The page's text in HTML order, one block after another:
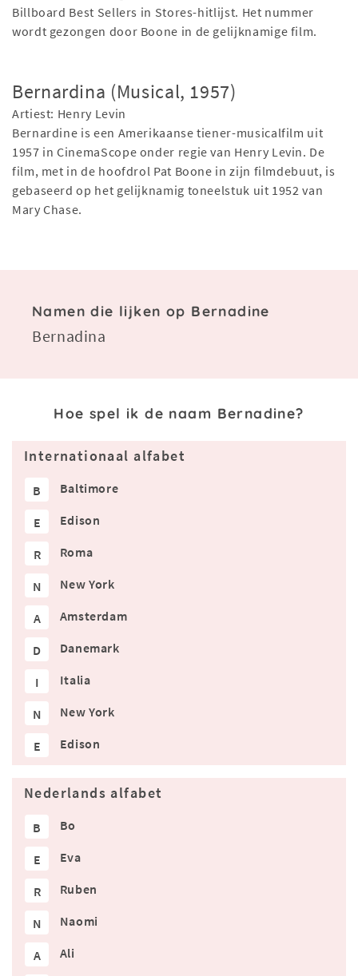
Billboard Best Sellers in Stores-hitlijst. Het nummer
wordt gezongen door Boone in de gelijknamige film.
Bernardina (Musical, 1957)
Artiest: Henry Levin
Bernardine is een Amerikaanse tiener-musicalfilm uit
1957 in CinemaScope onder regie van Henry Levin. De
film, met in de hoofdrol Pat Boone in zijn filmdebuut, is
gebaseerd op het gelijknamig toneelstuk uit 1952 van
Mary Chase.
Namen die lijken op Bernadine
Bernadina
Hoe spel ik de naam Bernadine?
Internationaal alfabet
B Baltimore
E Edison
R Roma
N New York
A Amsterdam
D Danemark
I Italia
N New York
E Edison
Nederlands alfabet
B Bo
E Eva
R Ruben
N Naomi
A Ali